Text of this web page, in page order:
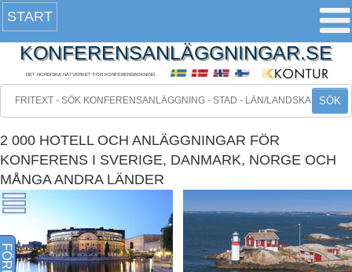
START
KONFERENSANLÄGGNINGAR.SE
DET NORDISKA NÄTVERKET FÖR KONFERENSBOKNING
SÖK
2 000 HOTELL OCH ANLÄGGNINGAR FÖR
KONFERENS I SVERIGE, DANMARK, NORGE OCH
MÅNGA ANDRA LÄNDER